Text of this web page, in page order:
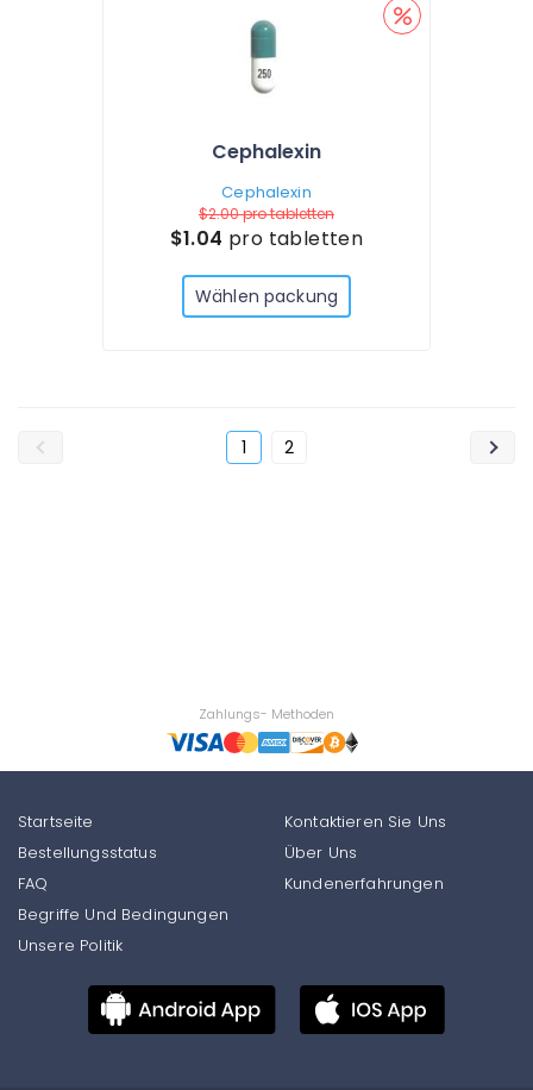
Cephalexin
Cephalexin
$2.00pro tabletten
$1.04 pro tabletten
Wählen packung
1 2
Zahlungs- Methoden
Startseite
Bestellungsstatus
FAQ
Kontaktieren Sie Uns
Über Uns
Kundenerfahrungen
Begriffe Und Bedingungen
Unsere Politik